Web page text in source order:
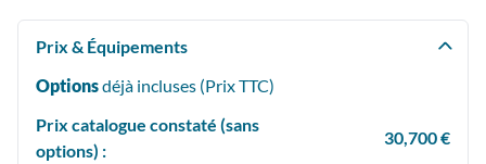
Prix & Équipements
Optionsdéjà incluses (PrixTTC)
Prix catalogue constaté (sans
options) :
30,700 €